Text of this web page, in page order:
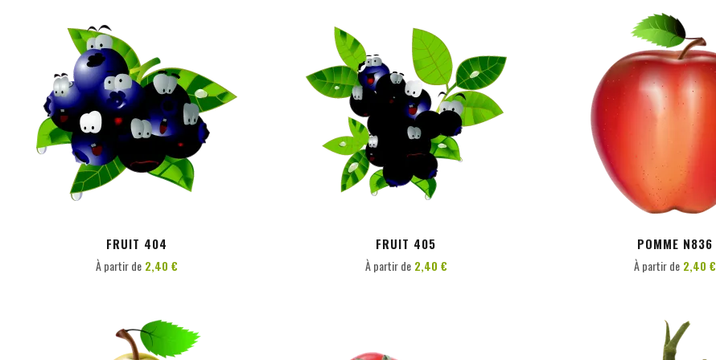
FRUIT 404
PERSONNALISER
À partir de 2,40 €
FRUIT 405
PERSONNALISER
À partir de 2,40 €
POMME N836
PERSONNALISER
À partir de 2,40 €